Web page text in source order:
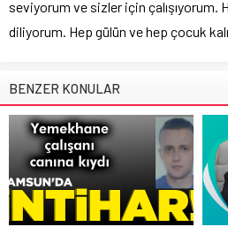
seviyorum ve sizler için çalışıyorum.
diliyorum. Hep gülün ve hep çocuk
BENZER KONULAR